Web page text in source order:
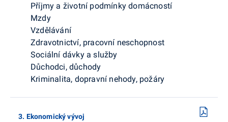
Příjmy a životní podmínky domácností
Mzdy
Vzdělávání
Zdravotnictví, pracovní neschopnost
Sociální dávky a služby
Důchodci, důchody
Kriminalita, dopravní nehody, požáry
3. Ekonomický vývoj